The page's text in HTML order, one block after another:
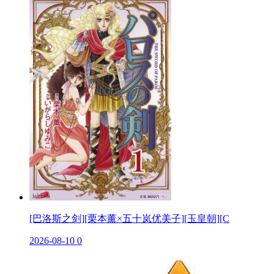
[巴洛斯之剑][栗本薰×五十岚优美子][玉皇朝][C
2026-08-10 0